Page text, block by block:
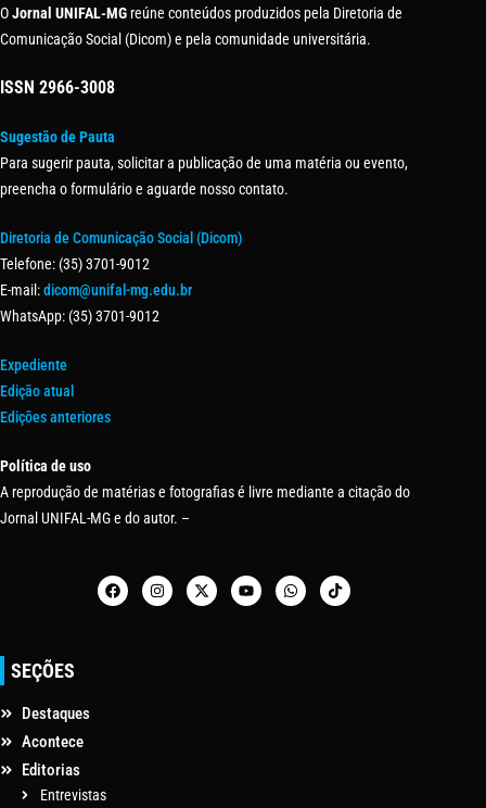
OJornal UNIFAL-MG reúne conteúdos produzidos pela Diretoria de
Comunicação Social (Dicom) e pela comunidade universitária.
ISSN 2966-3008
Sugestão de Pauta
Para sugerir pauta, solicitar a publicação de uma matéria ou evento,
preencha o formulário e aguarde nosso contato.
Diretoria de Comunicação Social (Dicom)
Telefone: (35) 3701-9012
E-mail:dicom@unifal-mg.edu.br
WhatsApp: (35) 3701-9012
Expediente
Edição atual
Edições anteriores
Política de uso
A reprodução de matérias e fotografias é livre mediante a citação do
Jornal UNIFAL-MG e do autor. –
SEÇÕES
Destaques
Acontece
Editorias
Entrevistas